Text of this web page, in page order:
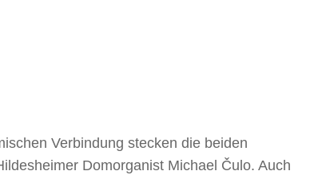
Verbindung stecken die beiden
Domorganist Michael Čulo. Auch